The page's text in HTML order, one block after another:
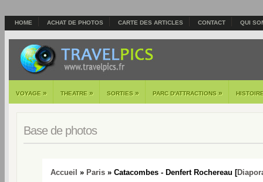
HOME ACHAT DE PHOTOS CARTE DES ARTICLES CONTACT QUI
VOYAGE » THEATRE » SORTIES » PARC D'ATTRACTIONS »
Base de photos
Accueil » Paris » Catacombes - Denfert Rochereau [